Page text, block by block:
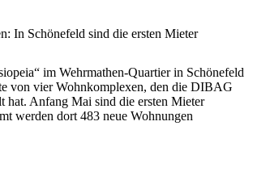
In Schönefeld sind die ersten Mieter
im Wehrmathen-Quartier in Schönefeld
von vier Wohnkomplexen, den die DIBAG
hat. Anfang Mai sind die ersten Mieter
werden dort 483 neue Wohnungen